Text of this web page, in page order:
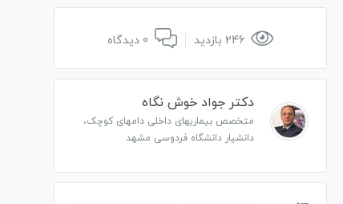
246 بازدید
دکتر جواد خوش نگاه
متخصص بیماریهای داخلی دامهای کوچک،
دانشیار دانشگاه فردوسی مشهد